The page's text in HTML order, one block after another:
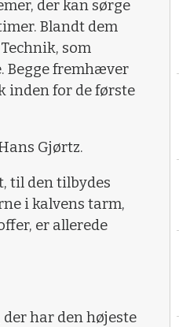
der kan sørge
Blandt dem
som
Begge fremhæver
inden for de første
Gjørtz.
til den tilbydes
i kalvens tarm,
er allerede
har den højeste